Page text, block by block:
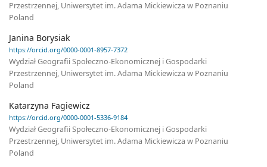
Przestrzennej, Uniwersytet im. Adama Mickiewicza w Poznaniu
Poland
Janina Borysiak
https://orcid.org/0000-0001-8957-7372
Wydział Geografii Społeczno-Ekonomicznej i Gospodarki
Przestrzennej, Uniwersytet im. Adama Mickiewicza w Poznaniu
Poland
Katarzyna Fagiewicz
https://orcid.org/0000-0001-5336-9184
Wydział Geografii Społeczno-Ekonomicznej i Gospodarki
Przestrzennej, Uniwersytet im. Adama Mickiewicza w Poznaniu
Poland